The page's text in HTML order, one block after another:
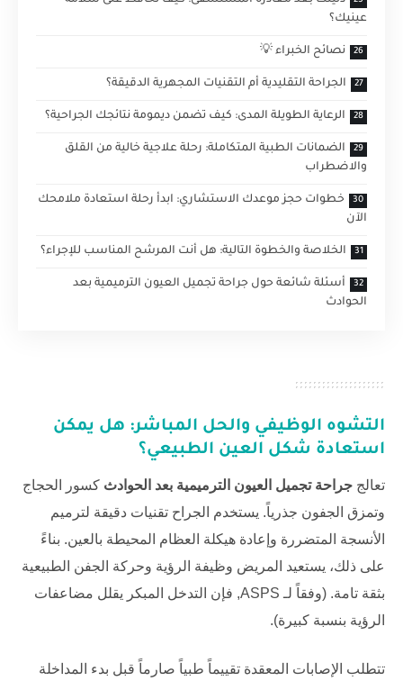
عينيك؟
نصائح الخبراء 💡
الجراحة التقليدية أم التقنيات المجهرية الدقيقة؟
الرعاية الطويلة المدى: كيف تضمن ديمومة نتائجك الجراحية؟
الضمانات الطبية المتكاملة: رحلة علاجية خالية من القلق
والاضطراب
خطوات حجز موعدك الاستشاري: ابدأ رحلة استعادة ملامحك
الآن
الخلاصة والخطوة التالية: هل أنت المرشح المناسب للإجراء؟
أسئلة شائعة حول جراحة تجميل العيون الترميمية بعد
الحوادث
التشوه الوظيفي والحل المباشر: هل يمكن
استعادة شكل العين الطبيعي؟
تعالج جراحة تجميل العيون الترميمية بعد الحوادث كسور الحجاج
وتمزق الجفون جذرياً. يستخدم الجراح تقنيات دقيقة لترميم
الأنسجة المتضررة وإعادة هيكلة العظام المحيطة بالعين. بناءً
على ذلك، يستعيد المريض وظيفة الرؤية وحركة الجفن الطبيعية
بثقة تامة. (وفقاً لـ ASPS, فإن التدخل المبكر يقلل مضاعفات
الرؤية بنسبة كبيرة).
تتطلب الإصابات المعقدة تقييماً طبياً صارماً قبل بدء المداخلة